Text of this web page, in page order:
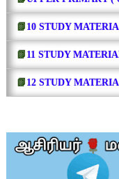
📗 10 STUDY
📗 11 STUDY
📗 12 STUDY